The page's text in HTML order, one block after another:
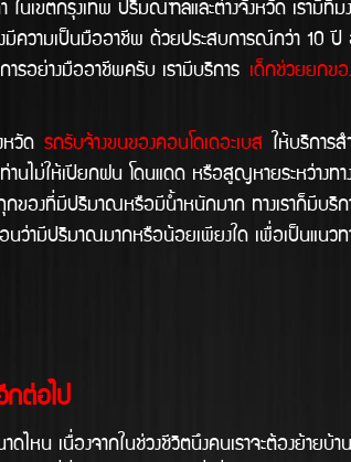
เขตกรุงเทพ ปริมณฑลและต่างจังหวัด เรามีทีม
มีความเป็นมืออาชีพ ด้วยประสบการณ์กว่า 10
การอย่างมืออาชีพครับ เรามีบริการ
เด็กช่วยยกข
วัด รถรับจ้างขนของคอนโดเดอะเบส ให้บริการ
ไม่ให้เปียกฝน โดนแดด หรือสูญหายระหว่างทา
ของที่มีปริมาณหรือมีน้ำหนักมาก ทางเราก็มีบริก
ามีปริมาณมากหรือน้อยเพียงใด เพื่อเป็นแนวท
กต่อไป
องจากในช่วงชีวิตนึงคนเราจะต้องย้ายบ้าน